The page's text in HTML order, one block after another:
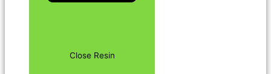
Close Resin